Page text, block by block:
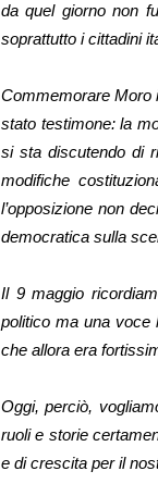
da quel giorno non
soprattutto i cittadini
Commemorare Moro
stato testimone: la
si sta discutendo di
modifiche
l’opposizione non
democratica sulla
Il 9 maggio
politico ma una voce
che allora era
Oggi, perciò,
ruoli e storie
e di crescita per il